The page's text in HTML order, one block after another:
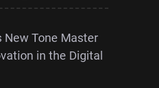
New Tone Master
in the Digital